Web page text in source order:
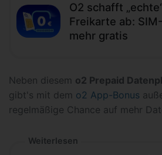
O2 schafft
Freikarte ab:
mehr gratis
Neben diesem o2 Prepaid
gibt's mit dem o2 App-Bonus
regelmäßige Chance auf mehr
Weiterlesen